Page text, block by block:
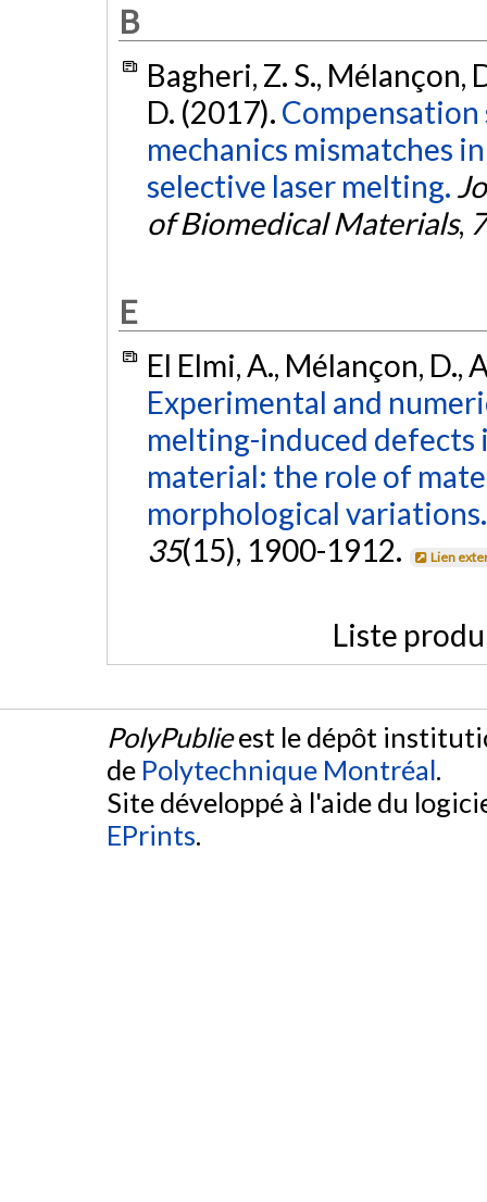
B
Bagheri, Z. S., Mélançon,
D. (2017).
mechanics mismatches
selective laser melting.
of Biomedical Materials,
E
El Elmi, A., Mélançon, D.,
Experimental and
melting-induced
material: the role of
morphological variations.
35(15), 1900-1912. Lien
Liste
PolyPublieest le dépôt
de Polytechnique Montréal.
Site développé à l'aide du
EPrints.